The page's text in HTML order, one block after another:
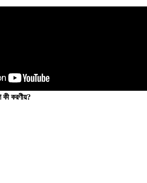
কী করণীয়?